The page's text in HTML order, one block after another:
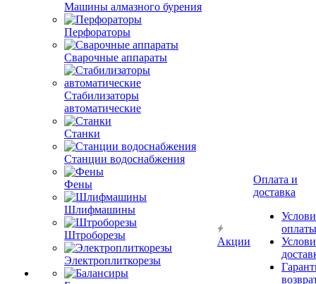
Машины алмазного бурения
Перфораторы
Сварочные аппараты
Стабилизаторы
автоматические
Станки
Станции водоснабжения
Фены
Шлифмашины
Штроборезы
Электроплиткорезы
Акции
Оплата и
доставка
оплаты